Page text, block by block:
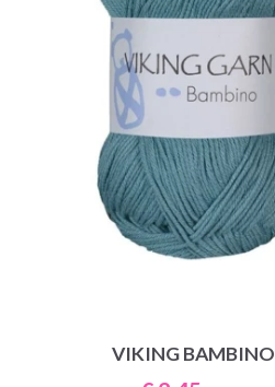
VIKING BAMBINO